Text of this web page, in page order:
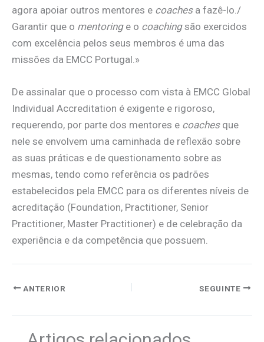
agora apoiar outros mentores e coachesa fazê-lo./
Garantir que o mentoringe o coachingsão exercidos
com excelência pelos seus membros é uma das
missões da EMCC Portugal.»
De assinalar que o processo com vista à EMCC Global
Individual Accreditation é exigente e rigoroso,
requerendo, por parte dos mentores e coachesque
nele se envolvem uma caminhada de reflexão sobre
as suas práticas e de questionamento sobre as
mesmas, tendo como referência os padrões
estabelecidos pela EMCC para os diferentes níveis de
acreditação (Foundation, Practitioner, Senior
Practitioner, Master Practitioner) e de celebração da
experiência e da competência que possuem.
ANTERIOR SEGUINTE